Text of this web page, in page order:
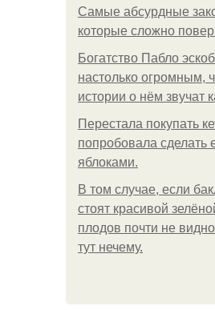
Самые абсурдные
которые сложно
Богатство Пабло
настолько огромным,
истории о нём звучат
Перестала покупать
попробовала сделать
яблоками.
В том случае, если
стоят красивой
плодов почти не
тут нечему.